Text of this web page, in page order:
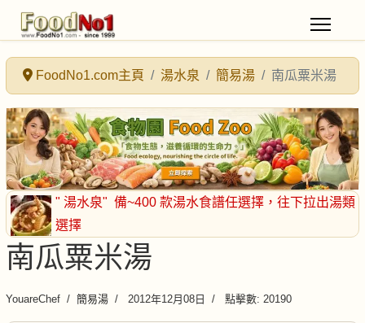
FoodNo1.com主頁 湯水泉 簡易湯 南瓜粟米湯
" 湯水泉" 備~400 款湯水食譜任選擇 ，往下拉出湯類
選擇
南瓜粟米湯
YouareChef 簡易湯 2012年12月08日 點擊數: 20190